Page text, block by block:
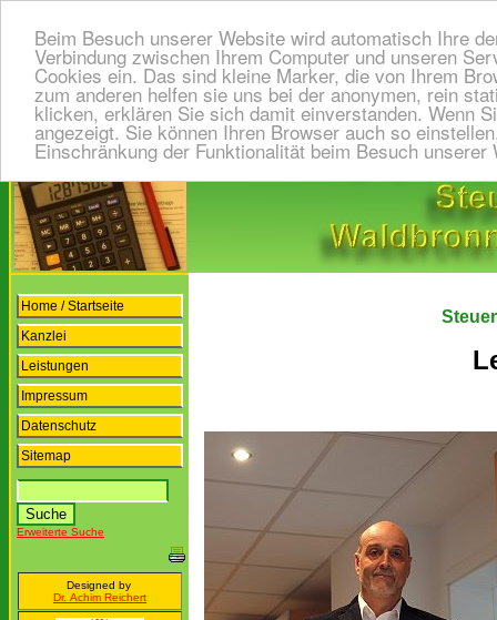
Beim Besuch unserer Website wird automatisch Ihre
Verbindung zwischen Ihrem Computer und unseren
Cookies ein. Das sind kleine Marker, die von Ihrem
zum anderen helfen sie uns bei der anonymen, rein
klicken, erklären Sie sich damit einverstanden. Wenn
angezeigt. Sie können Ihren Browser auch so
Einschränkung der Funktionalität beim Besuch
Home / Startseite
Kanzlei
Leistungen
Impressum
Datenschutz
Sitemap
Erweiterte Suche
Designed by
Dr. Achim Reichert